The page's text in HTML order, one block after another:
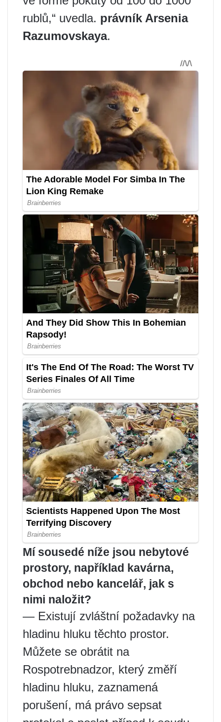
rublů,“ uvedla. právník Arsenia
Razumovskaya.
Mí sousedé níže jsou nebytové
prostory, například kavárna,
obchod nebo kancelář, jak s
nimi naložit?
— Existují zvláštní požadavky na
hladinu hluku těchto prostor.
Můžete se obrátit na
Rospotrebnadzor, který změří
hladinu hluku, zaznamená
porušení, má právo sepsat